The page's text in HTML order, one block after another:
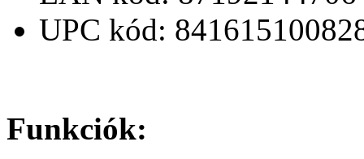
UPC kód:
Funkciók: